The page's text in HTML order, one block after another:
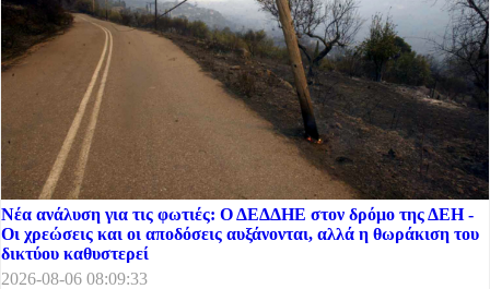
Νέα ανάλυση για τις φωτιές: Ο ΔΕΔΔΗΕ στον δρόμο της ΔΕΗ -
Οι χρεώσεις και οι αποδόσεις αυξάνονται, αλλά η θωράκιση του
δικτύου καθυστερεί
2026-08-06 08:09:33